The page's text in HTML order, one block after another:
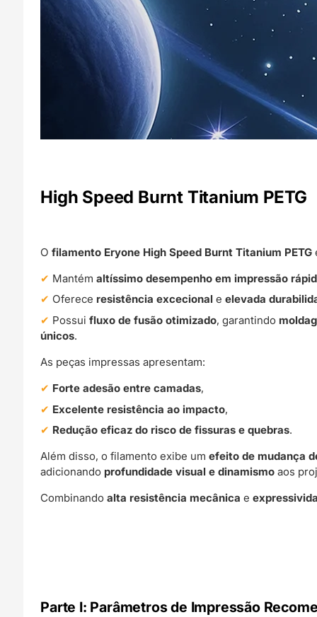
High Speed Burnt Titanium PETG
Ofilamento Eryone High Speed Burnt Titanium PETG
Mantémaltíssimo desempenho em impressão
Oferece resistência excecional eelevada
Possuifluxo de fusão otimizado, garantindo
únicos.
As peças impressas apresentam:
Forte adesão entre camadas,
Excelente resistência ao impacto,
Redução eficaz do risco de fissuras e quebras.
Além disso, o filamento exibe umefeito de mudança
adicionando profundidade visual e dinamismo aos
Combinandoalta resistência mecânica e
Parte I: Parâmetros de Impressão